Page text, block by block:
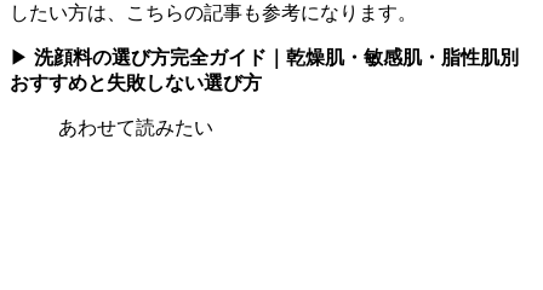
したい方は、こちらの記事も参考になります。
▶ 洗顔料の選び方完全ガイド｜乾燥肌・敏感肌・脂性肌別
おすすめと失敗しない選び方
あわせて読みたい